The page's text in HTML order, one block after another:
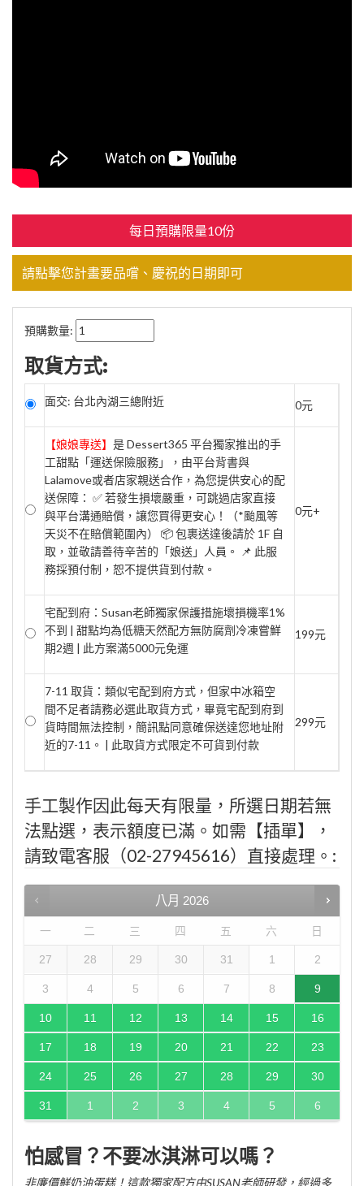
每日預購限量10份
請點擊您計畫要品嚐、慶祝的日期即可
預購數量:
取貨方式:
面交: 台北內湖三總附近 0元
【娘娘專送】 是 Dessert365 平台獨家推出的手
工甜點「運送保險服務」，由平台背書與
Lalamove或者店家親送合作，為您提供安心的配
送保障： ✅ 若發生損壞嚴重，可跳過店家直接
與平台溝通賠償，讓您買得更安心！（*颱風等
天災不在賠償範圍內） 📦 包裹送達後請於 1F 自
取，並敬請善待辛苦的「娘送」人員。 📌 此服
務採預付制，恕不提供貨到付款。
0元+
宅配到府：Susan老師獨家保護措施壞損機率1%
不到 | 甜點均為低糖天然配方無防腐劑冷凍嘗鮮
期2週 | 此方案滿5000元免運
199元
7-11 取貨：類似宅配到府方式，但家中冰箱空
間不足者請務必選此取貨方式，畢竟宅配到府到
貨時間無法控制，簡訊點同意確保送達您地址附
近的7-11。 | 此取貨方式限定不可貨到付款
299元
手工製作因此每天有限量，所選日期若無
法點選，表示額度已滿。如需【插單】，
請致電客服（02-27945616）直接處理。:
八月 2026
一 二 三 四 五 六 日
27 28 29 30 31 1 2
3 4 5 6 7 8 9
10 11 12 13 14 15 16
17 18 19 20 21 22 23
24 25 26 27 28 29 30
31 1 2 3 4 5 6
怕感冒？不要冰淇淋可以嗎？
非廉價鮮奶油蛋糕！這款獨家配方由SUSAN老師研發，經過多